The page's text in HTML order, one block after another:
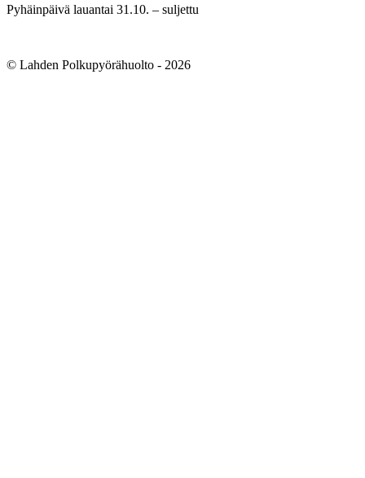
Pyhäinpäivä lauantai 31.10. – suljettu
© Lahden Polkupyörähuolto - 2026